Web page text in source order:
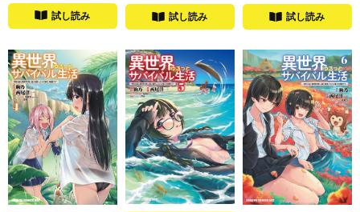
試し読み 試し読み 試し読み